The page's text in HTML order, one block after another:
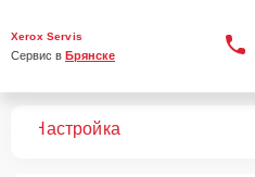
Xerox Servis
Сервис в Брянске
Настройка